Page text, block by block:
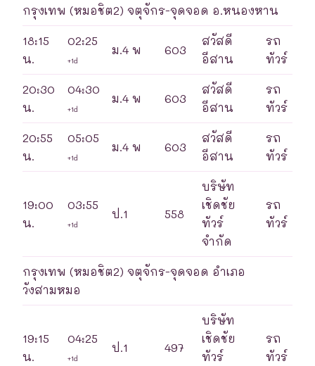
กรุงเทพ (หมอชิต2) จตุจักร-จุดจอด อ.หนองหาน
18:15
น.
02:25
+1d
ม.4 พ 603
สวัสดี
อีสาน
รถ
ทัวร์
20:30
น.
04:30
+1d
ม.4 พ 603
สวัสดี
อีสาน
รถ
ทัวร์
20:55
น.
05:05
+1d
ม.4 พ 603
สวัสดี
อีสาน
รถ
ทัวร์
19:00
น.
03:55
+1d
ป.1 558
บริษัท
เชิดชัย
ทัวร์
จำกัด
รถ
ทัวร์
กรุงเทพ (หมอชิต2) จตุจักร-จุดจอด อำเภอ
วังสามหมอ
19:15
น.
04:25
+1d
ป.1 497
บริษัท
เชิดชัย
ทัวร์
รถ
ทัวร์